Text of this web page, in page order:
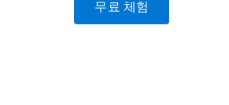
무료 체험